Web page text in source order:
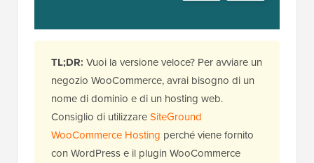
TL;DR: Vuoi la versione veloce? Per avviare un
negozio WooCommerce, avrai bisogno di un
nome di dominio e di un hosting web.
Consiglio di utilizzareSiteGround
WooCommerce Hosting perché viene fornito
con WordPress e il plugin WooCommerce